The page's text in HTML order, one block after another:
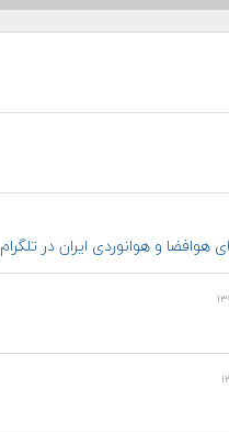
هوافضا و هوانوردی ایران در تلگرام